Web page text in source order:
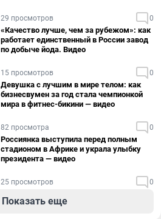
29 просмотров 0
«Качество лучше, чем за рубежом»: как
работает единственный в России завод
по добыче йода. Видео
15 просмотров 0
Девушка с лучшим в мире телом: как
бизнесвумен за год стала чемпионкой
мира в фитнес-бикини — видео
82 просмотра 0
Россиянка выступила перед полным
стадионом в Африке и украла улыбку
президента — видео
25 просмотров 0
Показать еще